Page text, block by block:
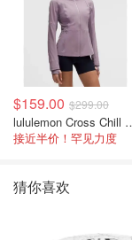
$159.00 $299.00
lululemon
接近半价！罕见力度
猜你喜欢